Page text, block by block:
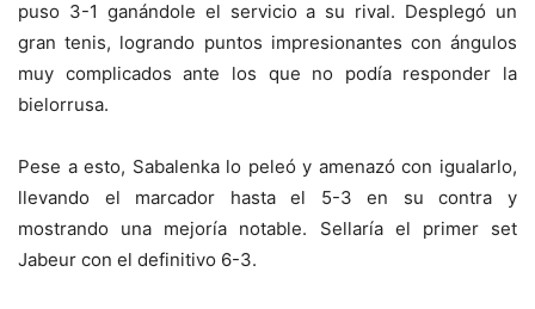
puso 3-1 ganándole el servicio a su rival. Desplegó un
gran tenis, logrando puntos impresionantes con ángulos
muy complicados ante los que no podía responder la
bielorrusa.
Pese a esto, Sabalenka lo peleó y amenazó con igualarlo,
llevando el marcador hasta el 5-3 en su contra y
mostrando una mejoría notable. Sellaría el primer set
Jabeur con el definitivo 6-3.